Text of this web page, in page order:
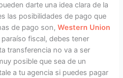
darte una idea clara de la
las posibilidades de pago que
de pago son,Western Union
fiscal, debes tener
transferencia no va a ser
posible que sea de un
a tu agencia si puedes pagar